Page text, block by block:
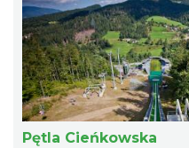
Pętla Cieńkowska